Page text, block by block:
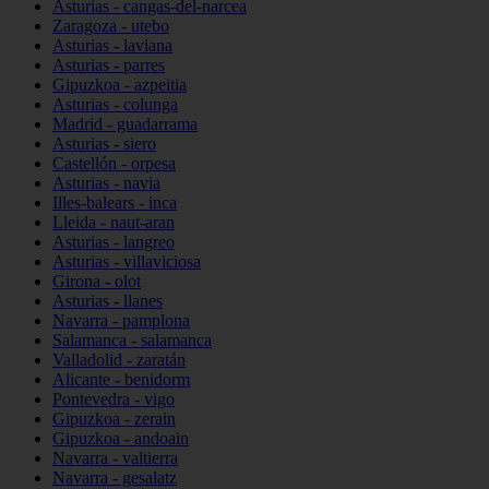
Asturias - cangas-del-narcea
Zaragoza - utebo
Asturias - laviana
Asturias - parres
Gipuzkoa - azpeitia
Asturias - colunga
Madrid - guadarrama
Asturias - siero
Castellón - orpesa
Asturias - navia
Illes-balears - inca
Lleida - naut-aran
Asturias - langreo
Asturias - villaviciosa
Girona - olot
Asturias - llanes
Navarra - pamplona
Salamanca - salamanca
Valladolid - zaratán
Alicante - benidorm
Pontevedra - vigo
Gipuzkoa - zerain
Gipuzkoa - andoain
Navarra - valtierra
Navarra - gesalatz